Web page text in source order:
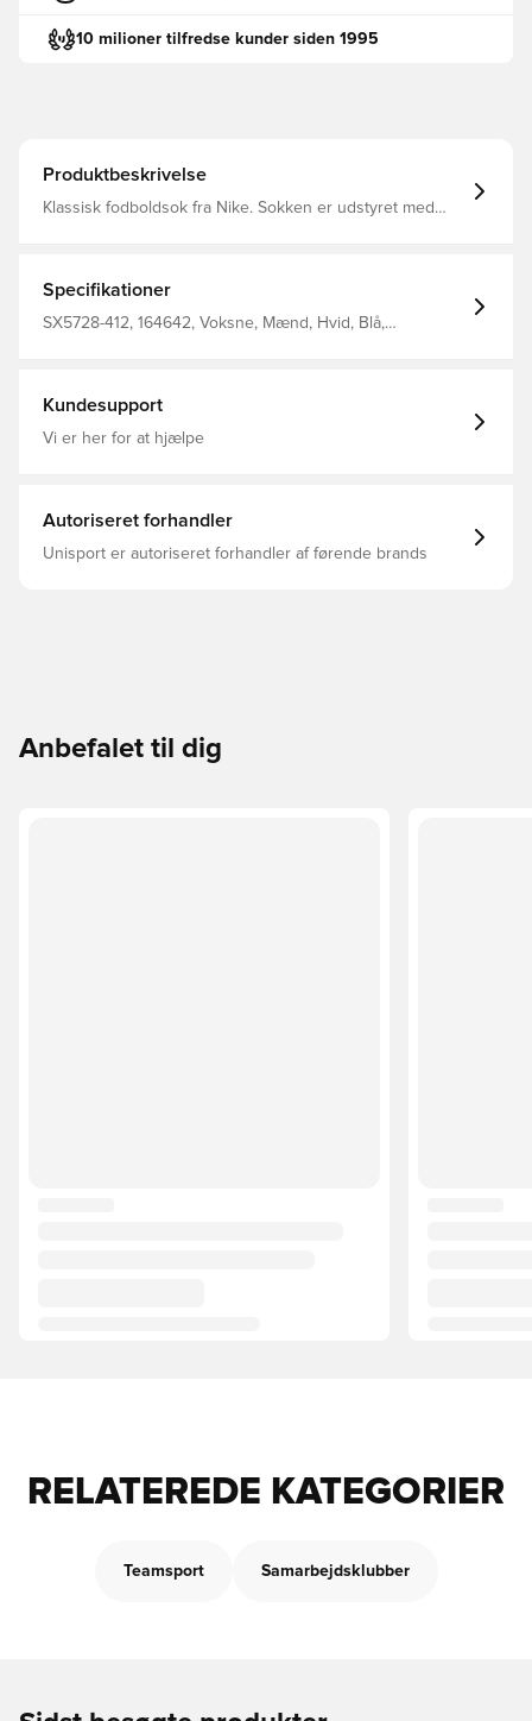
10 milioner tilfredse kunder siden 1995
Produktbeskrivelse
Klassisk fodboldsok fra Nike. Sokken er udstyret med
Specifikationer
SX5728-412, 164642, Voksne, Mænd, Hvid, Blå,
Kundesupport
Vi er her for at hjælpe
Autoriseret forhandler
Unisport er autoriseret forhandler af førende brands
Anbefalet til dig
RELATEREDE KATEGORIER
Teamsport Samarbejdsklubber